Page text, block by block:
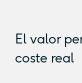
El valor
coste real